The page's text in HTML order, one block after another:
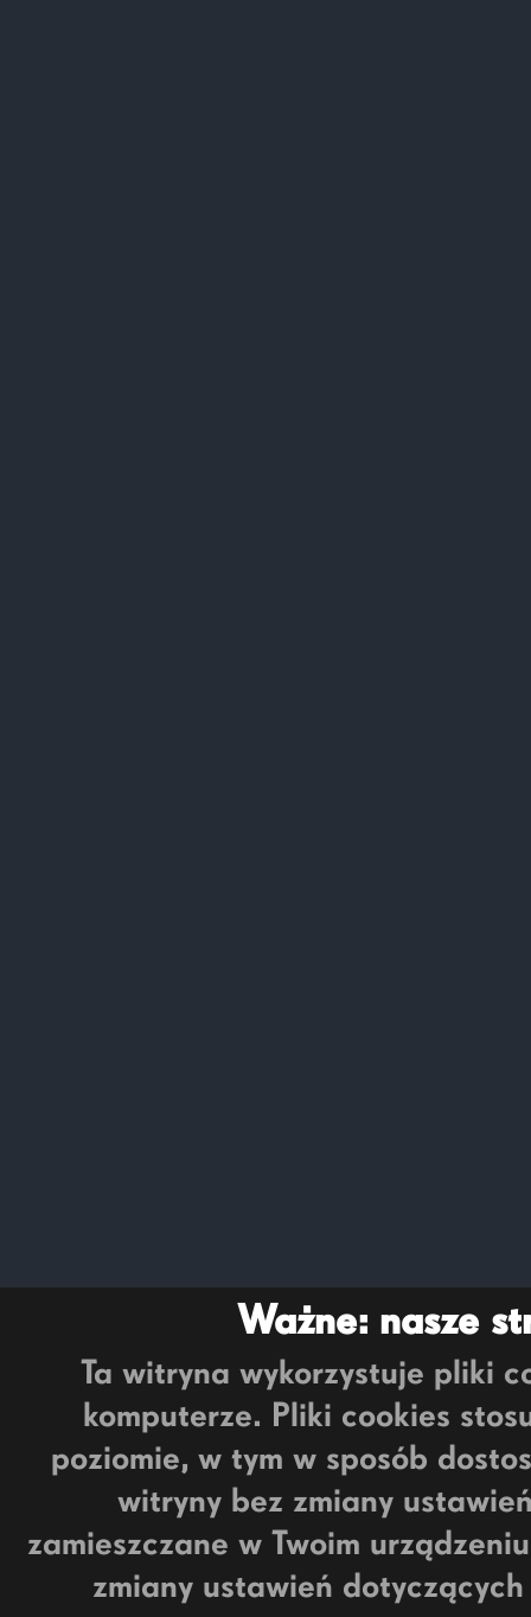
Ważne: nasze
Ta witryna wykorzystuje pliki
komputerze. Pliki cookies
poziomie, w tym w sposób
witryny bez zmiany
zamieszczane w Twoim
zmiany ustawień